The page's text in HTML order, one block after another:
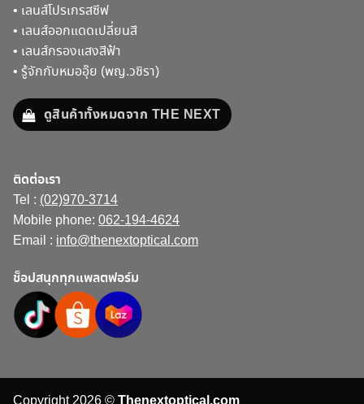
• เลนส์โปรเกรสซีฟ
• เลนส์ออกแดดเปลี่ยนสี
• เลนส์กรองแสงสีฟ้า
• รู้จักกับหมออุ๊ย (พญ.วชิรา)
ดูสินค้าทั้งหมดจาก THE NEXT
ติดต่อเรา
Tel : (02)970-3714
Mobile phone: 062-194-4624
Email : info@thenextoptical.com
ช็อปสนุกทุกแพลตฟอร์ม